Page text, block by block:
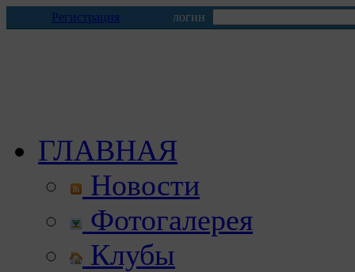
Регистрация логин
ГЛАВНАЯ
Новости
Фотогалерея
Клубы